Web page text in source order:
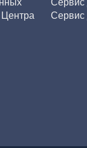
Сервис
Сервис